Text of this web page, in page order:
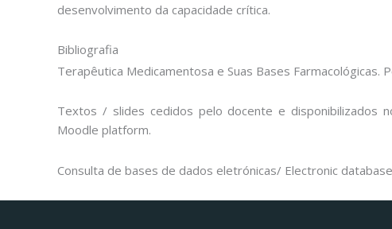
desenvolvimento da capacidade crítica.
Bibliografia
Terapêutica Medicamentosa e Suas Bases Farmacológicas.
Textos / slides cedidos pelo docente e disponibilizados
Moodle platform.
Consulta de bases de dados eletrónicas/ Electronic